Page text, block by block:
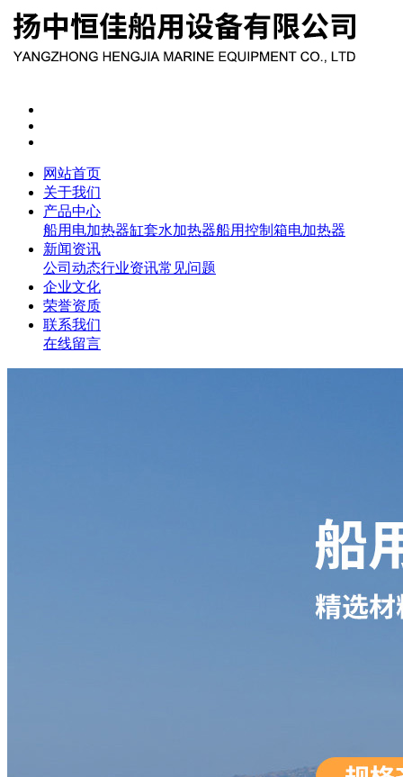
网站首页
关于我们
产品中心
船用电加热器缸套水加热器船用控制箱电加热器
新闻资讯
公司动态行业资讯常见问题
企业文化
荣誉资质
联系我们
在线留言